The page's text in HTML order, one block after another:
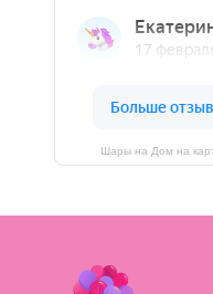
Шары на Дом на